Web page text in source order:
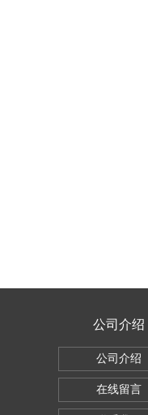
公司介绍
公司介绍
在线留言